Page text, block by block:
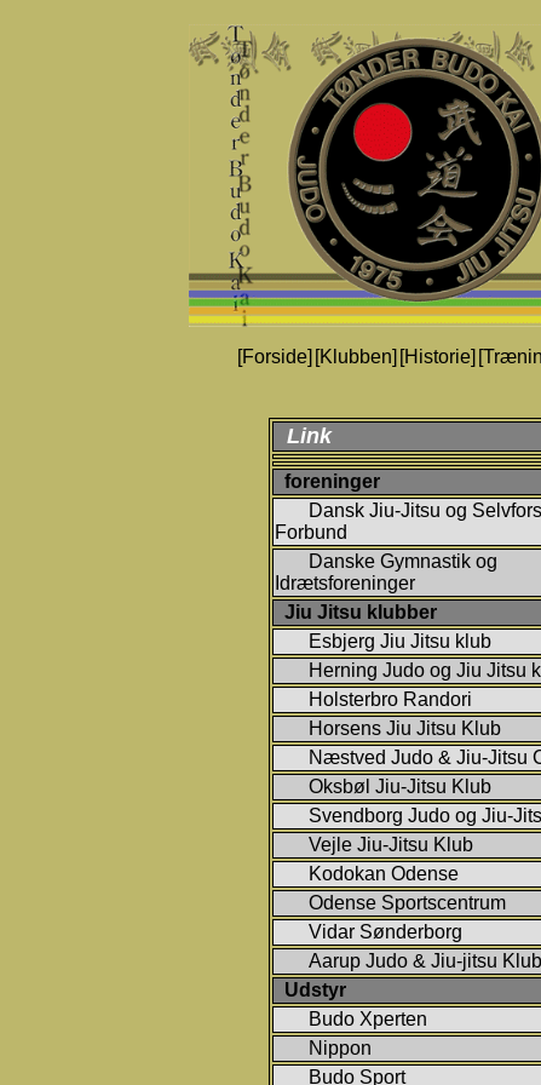
[Forside] [Klubben] [Historie]
Link
foreninger
Dansk Jiu-Jitsu og
Forbund
Danske Gymnastik og
Idrætsforeninger
Jiu Jitsu klubber
Esbjerg Jiu Jitsu klub
Herning Judo og Jiu Jitsu
Holsterbro Randori
Horsens Jiu Jitsu Klub
Næstved Judo & Jiu-Jitsu
Oksbøl Jiu-Jitsu Klub
Svendborg Judo og Jiu-
Vejle Jiu-Jitsu Klub
Kodokan Odense
Odense Sportscentrum
Vidar Sønderborg
Aarup Judo & Jiu-jitsu Klub
Udstyr
Budo Xperten
Nippon
Budo Sport